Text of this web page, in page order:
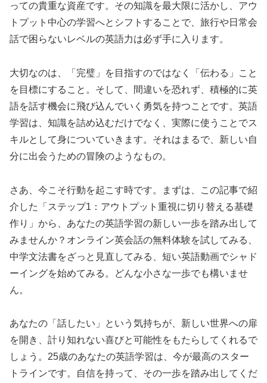
っての貴重な資産です。その知識を最大限に活かし、アウ
トプット中心の学習へとシフトすることで、旅行や日常会
話で困らないレベルの英語力は必ず手に入ります。
大切なのは、「完璧」を目指すのではなく「伝わる」こと
を目標にすること。そして、間違いを恐れず、積極的に英
語を話す機会に飛び込んでいく勇気を持つことです。英語
学習は、知識を詰め込むだけでなく、実際に使うことでス
キルとして身についていきます。それはまるで、新しい自
分に出会うための冒険のようなもの。
さあ、今こそ行動を起こす時です。まずは、この記事で紹
介した「ステップ1：アウトプット重視に切り替える基礎
作り」から、あなたの英語学習の新しい一歩を踏み出して
みませんか？オンライン英会話の無料体験を試してみる、
中学文法書をざっと見直してみる、短い英語動画でシャド
ーイングを始めてみる。どんな小さな一歩でも構いませ
ん。
あなたの「話したい」という気持ちが、新しい世界への扉
を開き、計り知れない喜びと可能性をもたらしてくれるで
しょう。25歳のあなたの英語学習は、今が最高のスター
トラインです。自信を持って、その一歩を踏み出してくだ